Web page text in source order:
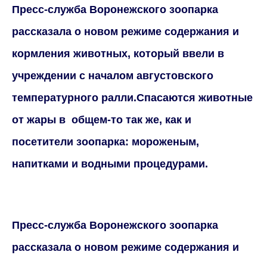
Пресс-служба Воронежского зоопарка
рассказала о новом режиме содержания и
кормления животных, который ввели в
учреждении с началом августовского
температурного ралли.Спасаются животные
от жары в общем-то так же, как и
посетители зоопарка: мороженым,
напитками и водными процедурами.
Пресс-служба Воронежского зоопарка
рассказала о новом режиме содержания и